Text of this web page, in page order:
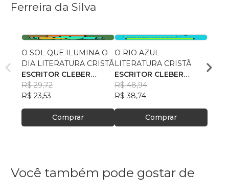
Ferreira da Silva
O SOL QUE ILUMINA O
DIA LITERATURA CRISTÃ
ESCRITOR CLEBER
JUNIOR FERREIRA DA
SILVA
R$ 29,72
R$ 23,53
Comprar
O RIO AZUL
LITERATURA CRISTÃ
ESCRITOR CLEBER
JUNIOR FERREIRA DA
SILVA
R$ 48,94
R$ 38,74
Comprar
Você também pode gostar de